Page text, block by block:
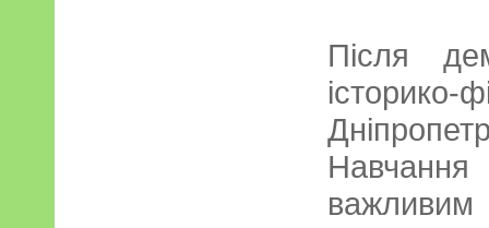
Після
історико-
важливим